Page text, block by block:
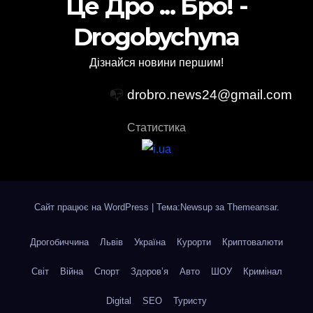
Це Дро ... Бро! -
Drogobychyna
Дізнайся новини першим!
📭 drobro.news24@gmail.com
Статистика
Сайт працює на WordPress Тема:Newsup за Themeansar.
Дрогобиччина Львів Україна Курорти Криптовалюти
Світ Війна Спорт Здоров’я Авто ШОУ Кримінал
Digital SEO Туристу